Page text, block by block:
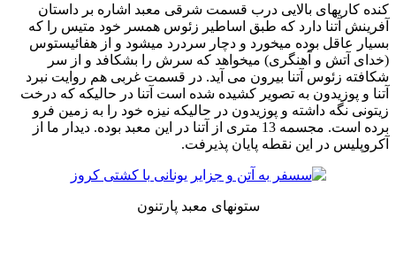
کنده کاریهای بالایی درب قسمت شرقی معبد اشاره بر داستان
آفرینش آتنا دارد که طبق اساطیر زئوس همسر خود متیس را که
بسیار عاقل بوده میخورد و دچار سردرد میشود و از هفائیستوس
(خدای آتش و آهنگری) میخواهد که سرش را بشکافد و از سر
شکافته زئوس آتنا بیرون می آید. در قسمت غربی هم روایت نبرد
آتنا و پوزیدون به تصویر کشیده شده است آتنا در حالیکه که درخت
زیتونی نگه داشته و پوزیدون در حالیکه نیزه خود را به زمین فرو
برده است. مجسمه 13 متری از آتنا در این معبد بوده. دیدار ما از
آکروپلیس در این نقطه پایان پذیرفت.
ستونهای معبد پارتنون